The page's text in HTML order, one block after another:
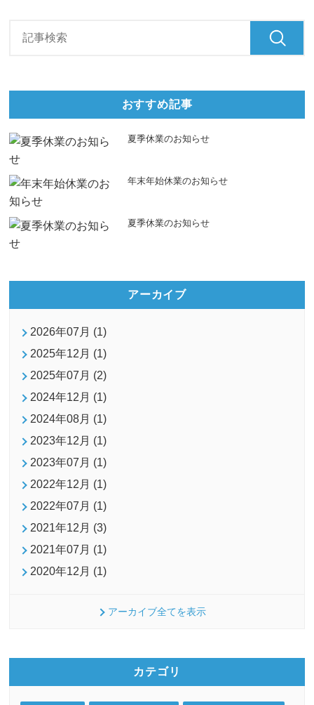
おすすめ記事
夏季休業のお知らせ
年末年始休業のお知らせ
夏季休業のお知らせ
アーカイブ
2026年07月 (1)
2025年12月 (1)
2025年07月 (2)
2024年12月 (1)
2024年08月 (1)
2023年12月 (1)
2023年07月 (1)
2022年12月 (1)
2022年07月 (1)
2021年12月 (3)
2021年07月 (1)
2020年12月 (1)
アーカイブ全てを表示
カテゴリ